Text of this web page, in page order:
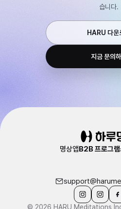
습니다.
HARU 다운
지금 문의하
명상앱B2B 프로그램
© 2026 HARU Meditations